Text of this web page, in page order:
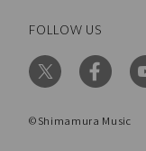
FOLLOW US
©Shimamura Music